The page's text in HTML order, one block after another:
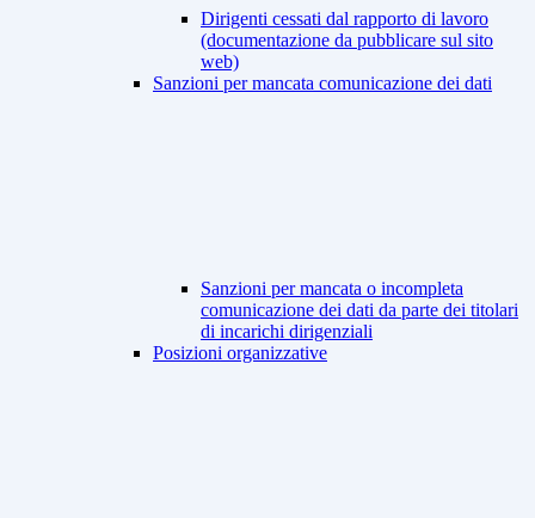
Dirigenti cessati dal rapporto di lavoro
(documentazione da pubblicare sul sito
web)
Sanzioni per mancata comunicazione dei dati
Sanzioni per mancata o incompleta
comunicazione dei dati da parte dei titolari
di incarichi dirigenziali
Posizioni organizzative